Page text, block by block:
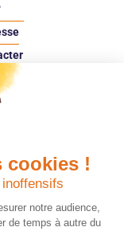
cookies !
notre audience,
de temps à autre du
75 % de
Depuis